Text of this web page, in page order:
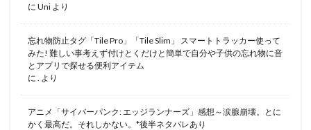
に Uni より
忘れ物防止タグ「Tile Pro」「Tile Slim」 スマートトラッカー使って
みた! 難しい事考えず付けとくだけと簡単で自分や子供の忘れ物に音
とアプリで探せる便利アイテム
に
より
アニメ「サイバーパンク: エッジランナーズ」感想～涙腺崩壊。とに
かく最高だ。それしかない。*後半ネタバレあり